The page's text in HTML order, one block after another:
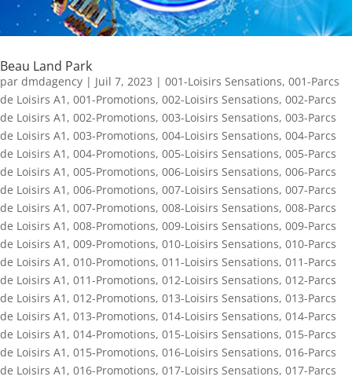
Beau Land Park
par dmdagency | Juil 7, 2023 | 001-Loisirs Sensations, 001-Parcs
de Loisirs A1 , 001-Promotions, 002-Loisirs Sensations, 002-Parcs
de Loisirs A1 , 002-Promotions, 003-Loisirs Sensations, 003-Parcs
de Loisirs A1 , 003-Promotions, 004-Loisirs Sensations, 004-Parcs
de Loisirs A1 , 004-Promotions, 005-Loisirs Sensations, 005-Parcs
de Loisirs A1 , 005-Promotions, 006-Loisirs Sensations, 006-Parcs
de Loisirs A1 , 006-Promotions, 007-Loisirs Sensations, 007-Parcs
de Loisirs A1 , 007-Promotions, 008-Loisirs Sensations, 008-Parcs
de Loisirs A1 , 008-Promotions, 009-Loisirs Sensations, 009-Parcs
de Loisirs A1 , 009-Promotions, 010-Loisirs Sensations, 010-Parcs
de Loisirs A1 , 010-Promotions, 011-Loisirs Sensations, 011-Parcs
de Loisirs A1 , 011-Promotions, 012-Loisirs Sensations, 012-Parcs
de Loisirs A1 , 012-Promotions, 013-Loisirs Sensations, 013-Parcs
de Loisirs A1 , 013-Promotions, 014-Loisirs Sensations, 014-Parcs
de Loisirs A1 , 014-Promotions, 015-Loisirs Sensations, 015-Parcs
de Loisirs A1 , 015-Promotions, 016-Loisirs Sensations, 016-Parcs
de Loisirs A1 , 016-Promotions, 017-Loisirs Sensations, 017-Parcs